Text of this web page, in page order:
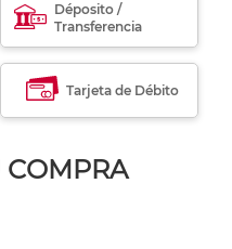
Déposito /
Transferencia
Tarjeta de Débito
COMPRA